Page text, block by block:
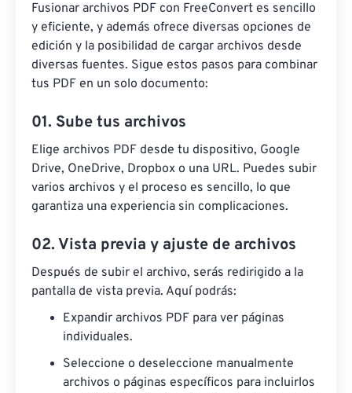
Fusionar archivos PDF con FreeConvert es sencillo
y eficiente, y además ofrece diversas opciones de
edición y la posibilidad de cargar archivos desde
diversas fuentes. Sigue estos pasos para combinar
tus PDF en un solo documento:
01. Sube tus archivos
Elige archivos PDF desde tu dispositivo, Google
Drive, OneDrive, Dropbox o una URL. Puedes subir
varios archivos y el proceso es sencillo, lo que
garantiza una experiencia sin complicaciones.
02. Vista previa y ajuste de archivos
Después de subir el archivo, serás redirigido a la
pantalla de vista previa. Aquí podrás:
Expandir archivos PDF para ver páginas
individuales.
Seleccione o deseleccione manualmente
archivos o páginas específicos para incluirlos